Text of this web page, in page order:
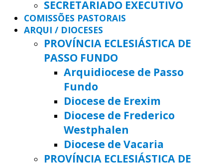
SECRETARIADO EXECUTIVO
COMISSÕES PASTORAIS
ARQUI / DIOCESES
PROVÍNCIA ECLESIÁSTICA DE
PASSO FUNDO
Arquidiocese de Passo
Fundo
Diocese de Erexim
Diocese de Frederico
Westphalen
Diocese de Vacaria
PROVÍNCIA ECLESIÁSTICA DE